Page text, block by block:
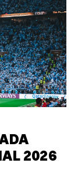
2026